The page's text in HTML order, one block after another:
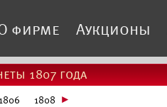
фирме Аукционы
1807 года
1806 1808